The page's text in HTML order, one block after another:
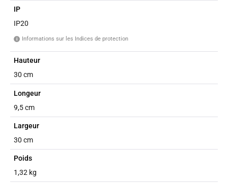
IP
IP20
i Informations sur les Indices de protection
Hauteur
30 cm
Longeur
9,5 cm
Largeur
30 cm
Poids
1,32 kg